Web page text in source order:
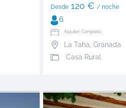
Desde120 € / noche
6
Alquiler: Completo
La Taha Granada
Casa Rural